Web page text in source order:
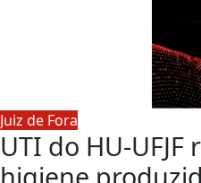
Juiz de Fora
UTI do HU-